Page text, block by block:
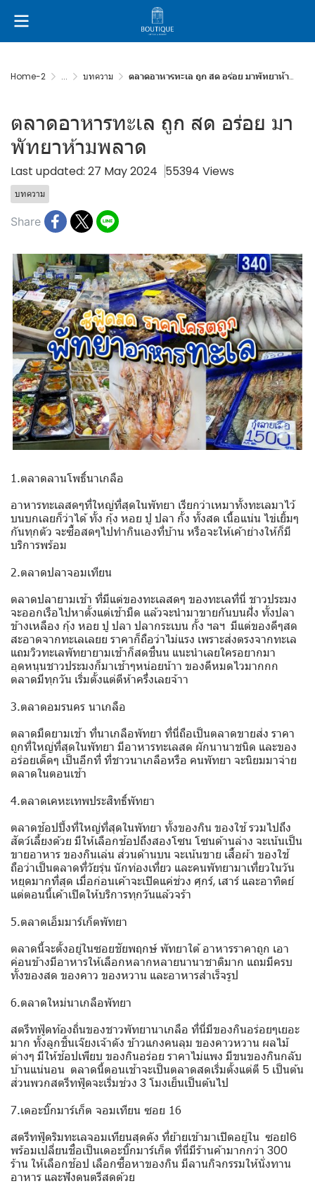
Home-2 ... บทความ ตลาดอาหารทะเล ถูก สด อร่อย มาพัทยาห้ามพลาด
ตลาดอาหารทะเล ถูก สด อร่อย มา
พัทยาห้ามพลาด
Last updated: 27 May 2024 55394 Views
บทความ
Share
1.ตลาดลานโพธิ์นาเกลือ
อาหารทะเลสดๆที่ใหญ่ที่สุดในพัทยา เรียกว่าเหมาทั้งทะเลมาไว้
บนบกเลยก็ว่าได้ ทั้ง กุ้ง หอย ปู ปลา กั้ง ทั้งสด เนื้อแน่น ไข่เยิ้มๆ
กันทุกตัว จะซื้อสดๆไปทำกินเองที่บ้าน หรือจะให้เค้าย่างให้ก็มี
บริการพร้อม
2.ตลาดปลาจอมเทียน
ตลาดปลายามเช้า ที่มีแต่ของทะเลสดๆ ของทะเลที่นี่ ชาวประมง
จะออกเรือไปหาตั้งแต่เช้ามืด แล้วจะนำมาขายกันบนฝั่ง ทั้งปลา
ข้างเหลือง กุ้ง หอย ปู ปลา ปลากระเบน กั้ง ฯลฯ มีแต่ของดีๆสด
สะอาดจากทะเลเลยย ราคาก็ถือว่าไม่แรง เพราะส่งตรงจากทะเล
แถมวิวทะเลพัทยายามเช้าก็สดชื่นน แนะนำเลยใครอยากมา
อุดหนุนชาวประมงก็มาเช้าๆหน่อยน้าา ของดีหมดไวมากกก
ตลาดมีทุกวัน เริ่มตั้งแต่ตีห้าครึ่งเลยจ้าา
3.ตลาดอมรนคร นาเกลือ
ตลาดมืดยามเช้า ที่นาเกลือพัทยา ที่นี่ถือเป็นตลาดขายส่ง ราคา
ถูกที่ใหญ่ที่สุดในพัทยา มีอาหารทะเลสด ผักนานาชนิด และของ
อร่อยเด็ดๆ เป็นอีกที่ ที่ชาวนาเกลือหรือ คนพัทยา จะนิยมมาจ่าย
ตลาดในตอนเช้า
4.ตลาดเคหะเทพประสิทธิ์พัทยา
ตลาดช้อปปิ้งที่ใหญ่ที่สุดในพัทยา ทั้งของกิน ของใช้ รวมไปถึง
สัตว์เลี้ยงด้วย มีให้เลือกช้อปถึงสองโซน โซนด้านล่าง จะเน้นเป็น
ขายอาหาร ของกินเล่น ส่วนด้านบน จะเน้นขาย เสื้อผ้า ของใช้
ถือว่าเป็นตลาดที่วัยรุ่น นักท่องเที่ยว และคนพัทยามาเที่ยวในวัน
หยุดมากที่สุด เมื่อก่อนเค้าจะเปิดแค่ช่วง ศุกร์, เสาร์ และอาทิตย์
แต่ตอนนี้เค้าเปิดให้บริการทุกวันแล้วจร้า
5.ตลาดเอ็มมาร์เก็ตพัทยา
ตลาดนี้จะตั้งอยู่ในซอยชัยพฤกษ์ พัทยาใต้ อาหารราคาถูก เอา
ค่อนข้างมีอาหารให้เลือกหลากหลายนานาชาติมาก แถมมีครบ
ทั้งของสด ของคาว ของหวาน และอาหารสำเร็จรูป
6.ตลาดใหม่นาเกลือพัทยา
สตรีทฟู้ดท้องถิ่นของชาวพัทยานาเกลือ ที่นี่มีของกินอร่อยๆเยอะ
มาก ทั้งลูกชิ้นเจ๊ยงเจ้าดัง ข้าวแกงคนลุม ของคาวหวาน ผลไม้
ต่างๆ มีให้ช้อปเพียบ ของกินอร่อย ราคาไม่แพง มีขนของกินกลับ
บ้านแน่นอน ตลาดนี้ตอนเช้าจะเป็นตลาดสดเริ่มตั้งแต่ตี 5 เป็นต้น
ส่วนพวกสตรีทฟู้ดจะเริ่มช่วง 3 โมงเย็นเป็นต้นไป
7.เดอะบิ๊กมาร์เก็ต จอมเทียน ซอย 16
สตรีทฟู้ดริมทะเลจอมเทียนสุดดัง ที่ย้ายเข้ามาเปิดอยู่ใน ซอย16
พร้อมเปลี่ยนชื่อเป็นเดอะบิ๊กมาร์เก็ต ที่นี่มีร้านค้ามากกว่า 300
ร้าน ให้เลือกช้อป เลือกซื้อหาของกิน มีลานกิจกรรมให้นั่งทาน
อาหาร และฟังดนตรีสดด้วย